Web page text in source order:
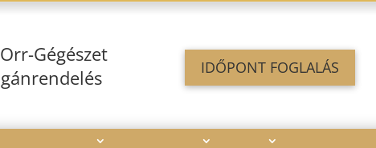
Gégészet
IDŐPONT FOGLALÁS